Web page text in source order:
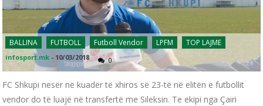
BALLINA FUTBOLL Futboll Vendor LPFM TOP LAJME
infosport.mk - 10/03/2018 0
FC Shkupi nesër në kuadër të xhiros së 23-të në elitën e futbollit
vendor do të luajë në transfertë me Sileksin. Te ekipi nga Çairi